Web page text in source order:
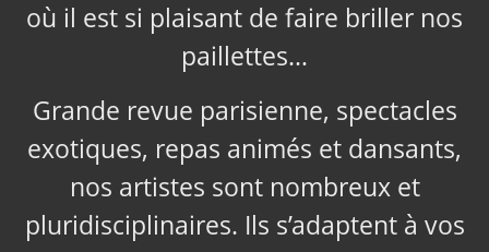
où il est si plaisant de faire briller nos
paillettes…
Grande revue parisienne, spectacles
exotiques, repas animés et dansants,
nos artistes sont nombreux et
pluridisciplinaires. Ils s’adaptent à vos